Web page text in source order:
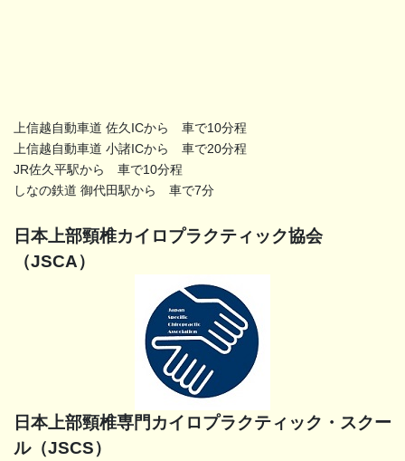
上信越自動車道 佐久ICから 車で10分程
上信越自動車道 小諸ICから 車で20分程
JR佐久平駅から 車で10分程
しなの鉄道 御代田駅から 車で7分
日本上部頸椎カイロプラクティック協会
（JSCA）
日本上部頸椎専門カイロプラクティック・スクー
ル（JSCS）